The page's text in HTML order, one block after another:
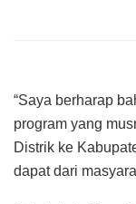
“Saya berharap
program yang
Distrik ke
dapat dari